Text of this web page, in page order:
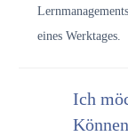
eines Werktages.
Ich